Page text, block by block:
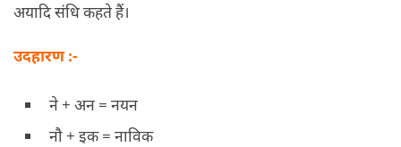
अयादि संधि कहते हैं।
उदहारण :-
ने + अन = नयन
नौ + इक = नाविक